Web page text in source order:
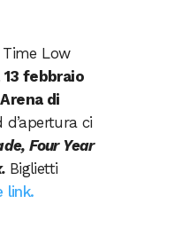
Low
13 febbraio
di
ci
Four Year
Biglietti
link.